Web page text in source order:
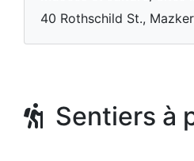
40 Rothschild St.,
Sentiers à